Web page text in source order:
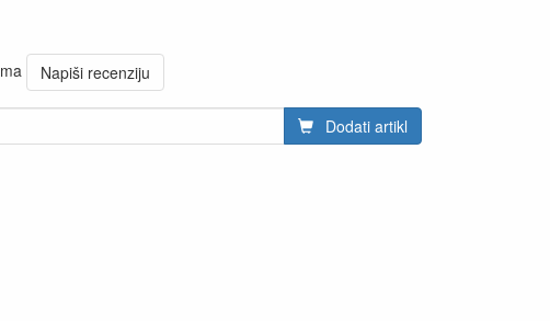
Napiši recenziju
Dodati artikl